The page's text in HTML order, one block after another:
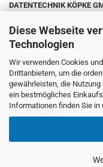
Diese Webseite
Technologien
Wir verwenden Cookies
Drittanbietern, um die
gewährleisten, die
ein bestmögliches
Informationen finden Sie in
DATENTECHNIK KÖPKE
42657 Solingen
Telefon: 0212.22321-0
Fax: 0212.22321-25
info@koepke.de